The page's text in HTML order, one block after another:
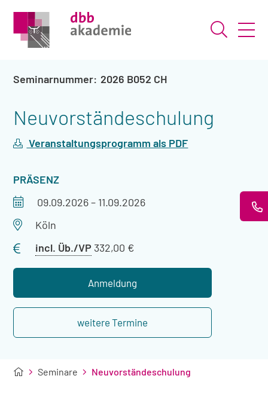
Suche
2026 B052 CH
Neuvorständeschulung
Veranstaltungsprogramm als PDF
VERANSTALTUNGSART
PRÄSENZ
Veranstaltungszeitraum
09.09.2026– 11.09.2026
Veranstaltungsort
Köln
incl. Üb./VP Preis
Übernachtung
332,00 €
Anmeldung
weitere Termine
Seminare Neuvorständeschulung